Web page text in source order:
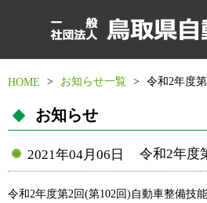
HOME > お知らせ一覧 > 令和2年度
お知らせ
2021年04月06日 令和2年度
令和2年度第2回(第102回)自動車整備技